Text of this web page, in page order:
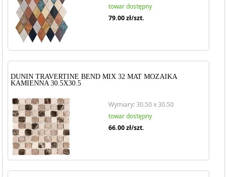
towar dostępny
79.00zł/szt.
DUNIN TRAVERTINE BEND MIX 32 MAT MOZAIKA
KAMIENNA 30.5X30.5
Wymiary: 30.50 x 30.50
towar dostępny
66.00zł/szt.